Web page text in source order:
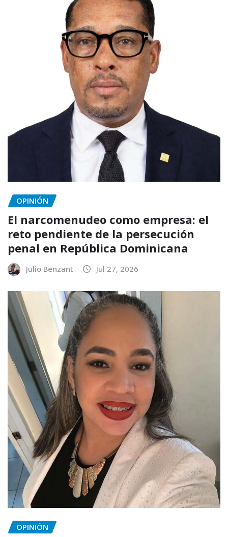
OPINIÓN
El narcomenudeo como empresa: el
reto pendiente de la persecución
penal en República Dominicana
Julio Benzant Jul 27, 2026
OPINIÓN